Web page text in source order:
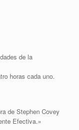
de la
horas cada uno.
de Stephen Covey
Efectiva.»